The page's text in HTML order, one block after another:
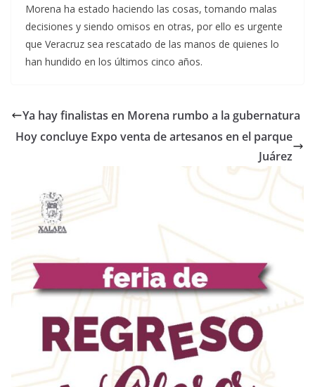
Morena ha estado haciendo las cosas, tomando malas
decisiones y siendo omisos en otras, por ello es urgente
que Veracruz sea rescatado de las manos de quienes lo
han hundido en los últimos cinco años.
Ya hay finalistas en Morena rumbo a la gubernatura
Hoy concluye Expo venta de artesanos en el parque
Juárez